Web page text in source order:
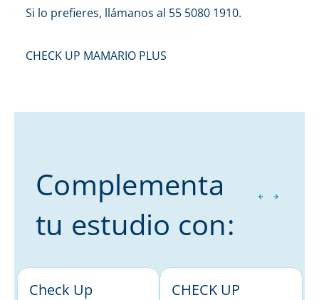
Si lo prefieres, llámanos al 55 5080 1910.
CHECK UP MAMARIO PLUS
Complementa
tu estudio con:
Check Up
CHECK UP